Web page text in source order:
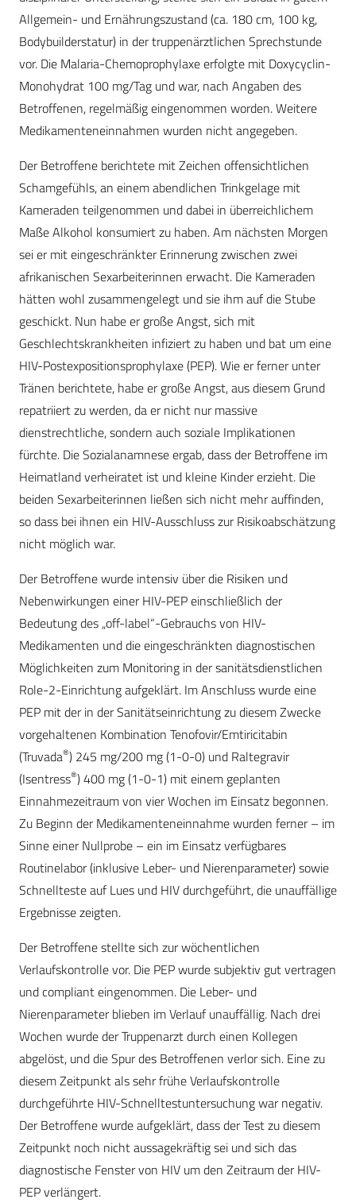
Allgemein- und Ernährungszustand (ca. 180 cm, 100 kg,
Bodybuilderstatur) in der truppenärztlichen Sprechstunde
vor. Die Malaria-Chemoprophylaxe erfolgte mit Doxycyclin-
Monohydrat 100 mg/Tag und war, nach Angaben des
Betroffenen, regelmäßig eingenommen worden. Weitere
Medikamenteneinnahmen wurden nicht angegeben.
Der Betroffene berichtete mit Zeichen offensichtlichen
Schamgefühls, an einem abendlichen Trinkgelage mit
Kameraden teilgenommen und dabei in überreichlichem
Maße Alkohol konsumiert zu haben. Am nächsten Morgen
sei er mit eingeschränkter Erinnerung zwischen zwei
afrikanischen Sexarbeiterinnen erwacht. Die Kameraden
hätten wohl zusammengelegt und sie ihm auf die Stube
geschickt. Nun habe er große Angst, sich mit
Geschlechtskrankheiten infiziert zu haben und bat um eine
HIV-Postexpositionsprophylaxe (PEP). Wie er ferner unter
Tränen berichtete, habe er große Angst, aus diesem Grund
repatriiert zu werden, da er nicht nur massive
dienstrechtliche, sondern auch soziale Implikationen
fürchte. Die Sozialanamnese ergab, dass der Betroffene im
Heimatland verheiratet ist und kleine Kinder erzieht. Die
beiden Sexarbeiterinnen ließen sich nicht mehr auffinden,
so dass bei ihnen ein HIV-Ausschluss zur Risikoabschätzung
nicht möglich war.
Der Betroffene wurde intensiv über die Risiken und
Nebenwirkungen einer HIV-PEP einschließlich der
Bedeutung des „off-label“-Gebrauchs von HIV-
Medikamenten und die eingeschränkten diagnostischen
Möglichkeiten zum Monitoring in der sanitätsdienstlichen
Role-2-Einrichtung aufgeklärt. Im Anschluss wurde eine
PEP mit der in der Sanitätseinrichtung zu diesem Zwecke
vorgehaltenen Kombination Tenofovir/Emtiricitabin
(Truvada®) 245 mg/200 mg (1-0-0) und Raltegravir
(Isentress®) 400 mg (1-0-1) mit einem geplanten
Einnahmezeitraum von vier Wochen im Einsatz begonnen.
Zu Beginn der Medikamenteneinnahme wurden ferner – im
Sinne einer Nullprobe – ein im Einsatz verfügbares
Routinelabor (inklusive Leber- und Nierenparameter) sowie
Schnellteste auf Lues und HIV durchgeführt, die unauffällige
Ergebnisse zeigten.
Der Betroffene stellte sich zur wöchentlichen
Verlaufskontrolle vor. Die PEP wurde subjektiv gut vertragen
und compliant eingenommen. Die Leber- und
Nierenparameter blieben im Verlauf unauffällig. Nach drei
Wochen wurde der Truppenarzt durch einen Kollegen
abgelöst, und die Spur des Betroffenen verlor sich. Eine zu
diesem Zeitpunkt als sehr frühe Verlaufskontrolle
durchgeführte HIV-Schnelltestuntersuchung war negativ.
Der Betroffene wurde aufgeklärt, dass der Test zu diesem
Zeitpunkt noch nicht aussagekräftig sei und sich das
diagnostische Fenster von HIV um den Zeitraum der HIV-
PEP verlängert.